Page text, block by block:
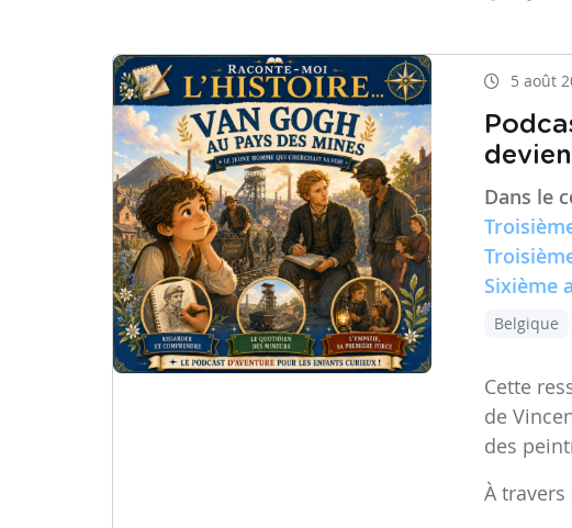
5 août
Dans le
Sixième
Belgique
Cette
de
des
À